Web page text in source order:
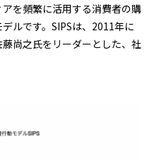
を頻繁に活用する消費者の購
ルです。SIPSは、2011年に
尚之氏をリーダーとした、社